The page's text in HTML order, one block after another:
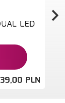
LED
00 PLN